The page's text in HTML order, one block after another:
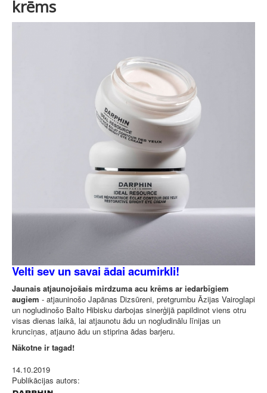
krēms
Velti sev un savai ādai acumirkli!
Jaunais atjaunojošais mirdzuma acu krēms ar iedarbīgiem
augiem - atjauninošo Japānas Dizsūreni, pretgrumbu Āzijas Vairoglapi
un nogludinošo Balto Hibisku darbojas sinerģijā papildinot viens otru
visas dienas laikā, lai atjaunotu ādu un nogludinālu līnijas un
krunciņas, atjauno ādu un stiprina ādas barjeru.
Nākotne ir tagad!
14.10.2019
Publikācijas autors: